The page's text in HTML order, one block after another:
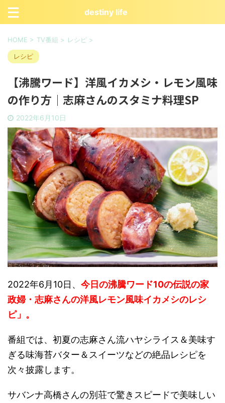
destiny life
HOME > TV番組 > レシピ >
レシピ
【沸騰ワード】洋風イカメシ・レモン風味
の作り方｜志麻さんのスタミナ料理SP
2022年6月10日
2022年6月10日、 今日の沸騰ワード10の伝説の家
政婦・志麻さんの洋風レモン風味イカメシのレシ
ピ」。
番組では、初夏の志麻さん流ハヤシライス＆美味す
ぎる味海苔バター＆スイーツなどの絶品レシピを
次々披露します。
サバンナ高橋さんの別荘で驚きスピードで美味しい